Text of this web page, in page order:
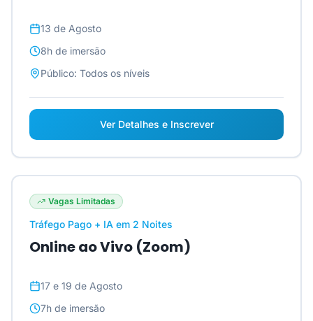
13 de Agosto
8h de imersão
Público: Todos os níveis
Ver Detalhes e Inscrever
Vagas Limitadas
Tráfego Pago + IA em 2 Noites
Online ao Vivo (Zoom)
17 e 19 de Agosto
7h de imersão